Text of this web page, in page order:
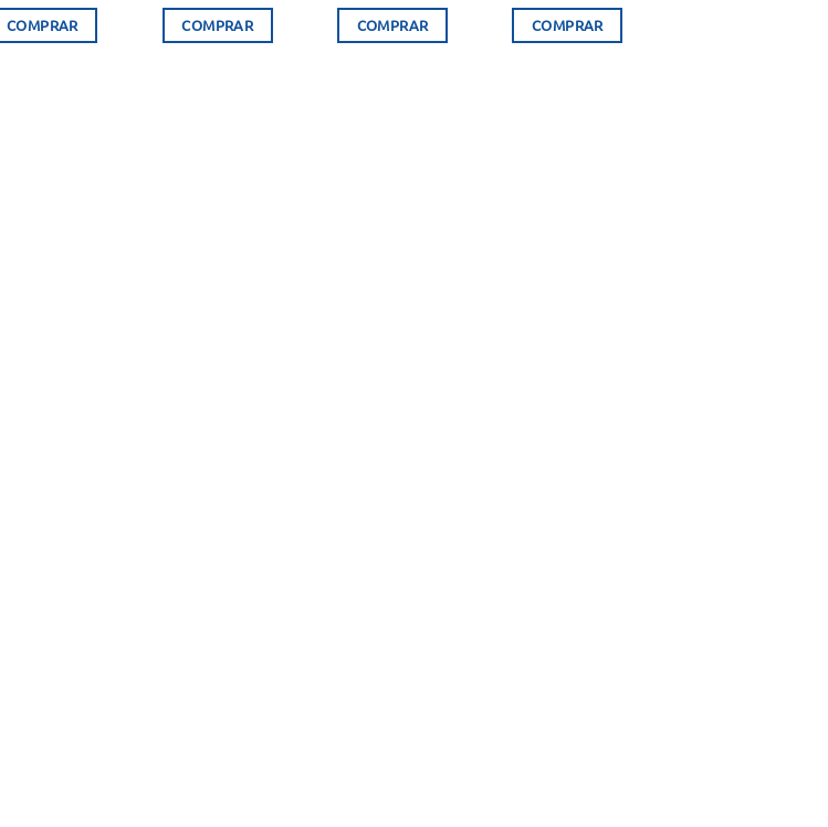
COMPRAR COMPRAR
original
era:
atual
é:
COMPRAR COMPRAR